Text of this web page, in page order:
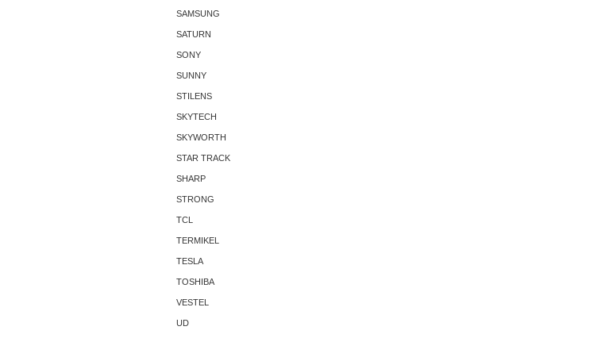
SAMSUNG
SATURN
SONY
SUNNY
STILENS
SKYTECH
SKYWORTH
STAR TRACK
SHARP
STRONG
TCL
TERMIKEL
TESLA
TOSHIBA
VESTEL
UD